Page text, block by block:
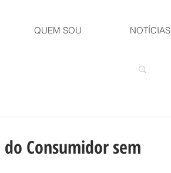
QUEM SOU NOTÍCIAS
Consumidor sem